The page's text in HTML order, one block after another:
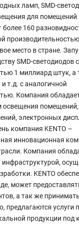
ламп, SMD-
для помещений
более 160
место в стране.
SMD-светодиодов
1 миллиард штук, а
т.д. с аналогичной
Компания
освещения помещений,
электронных
компания KENTO –
инновационная
Компания
KENTO
может
а так же
предлагаются услуги
продукции под